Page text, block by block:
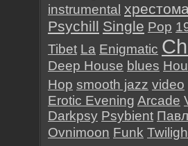
instrumental
Psychill Single Pop
Tibet La Enigmatic
Deep House blues
Hop smooth jazz video
Erotic Evening Arcade
Darkpsy Psybient
Ovnimoon Funk